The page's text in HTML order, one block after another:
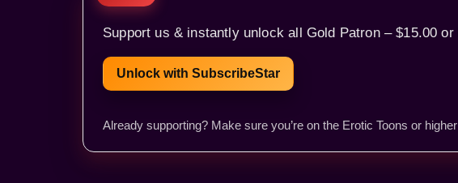
Support us & instantly unlock all Gold Patron – $15.00
Unlock with SubscribeStar
Already supporting? Make sure you’re on the Erotic Toons or